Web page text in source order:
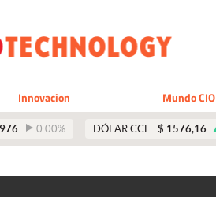
Innovacion Mundo CIO
0.00% DÓLAR CCL $ 1576,16